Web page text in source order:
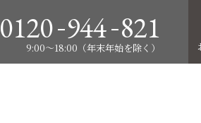
0120-944-821
9:00～18:00（年末年始を除く）